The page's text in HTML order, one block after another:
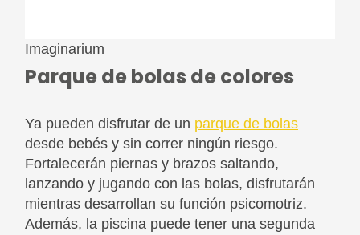
Imaginarium
Parque de bolas de colores
Ya pueden disfrutar de un parque de bolas
desde bebés y sin correr ningún riesgo.
Fortalecerán piernas y brazos saltando,
lanzando y jugando con las bolas, disfrutarán
mientras desarrollan su función psicomotriz.
Además, la piscina puede tener una segunda